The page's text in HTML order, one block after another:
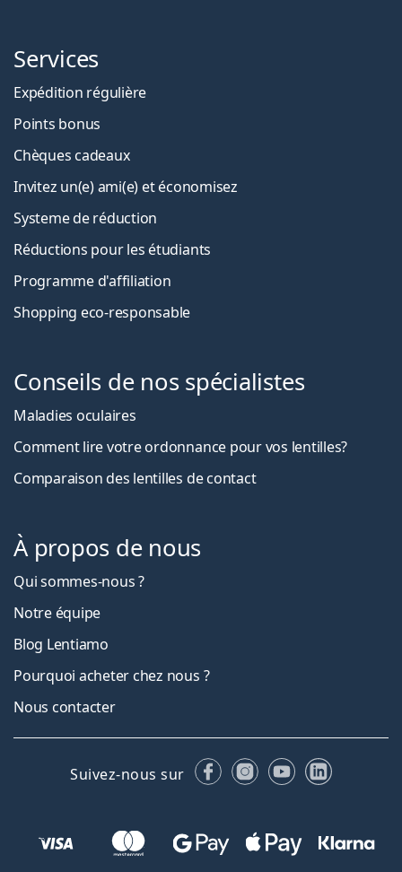
Services
Expédition régulière
Points bonus
Chèques cadeaux
Invitez un(e) ami(e) et économisez
Systeme de réduction
Réductions pour les étudiants
Programme d'affiliation
Shopping eco-responsable
Conseils de nos spécialistes
Maladies oculaires
Comment lire votre ordonnance pour vos lentilles?
Comparaison des lentilles de contact
À propos de nous
Qui sommes-nous ?
Notre équipe
Blog Lentiamo
Pourquoi acheter chez nous ?
Nous contacter
Suivez-nous sur FacebookInstagram
YouTubeLinkedIn